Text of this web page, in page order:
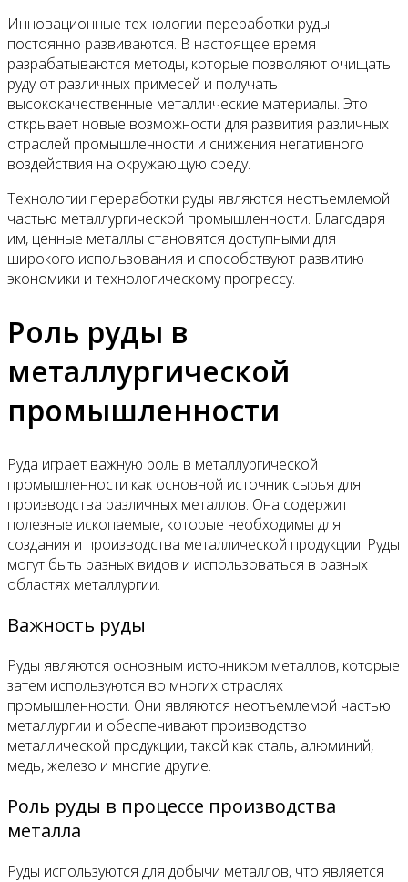
Инновационные технологии переработки руды
постоянно развиваются. В настоящее время
разрабатываются методы, которые позволяют очищать
руду от различных примесей и получать
высококачественные металлические материалы. Это
открывает новые возможности для развития различных
отраслей промышленности и снижения негативного
воздействия на окружающую среду.
Технологии переработки руды являются неотъемлемой
частью металлургической промышленности. Благодаря
им, ценные металлы становятся доступными для
широкого использования и способствуют развитию
экономики и технологическому прогрессу.
Роль руды в
металлургической
промышленности
Руда играет важную роль в металлургической
промышленности как основной источник сырья для
производства различных металлов. Она содержит
полезные ископаемые, которые необходимы для
создания и производства металлической продукции. Руды
могут быть разных видов и использоваться в разных
областях металлургии.
Важность руды
Руды являются основным источником металлов, которые
затем используются во многих отраслях
промышленности. Они являются неотъемлемой частью
металлургии и обеспечивают производство
металлической продукции, такой как сталь, алюминий,
медь, железо и многие другие.
Роль руды в процессе производства
металла
Руды используются для добычи металлов, что является